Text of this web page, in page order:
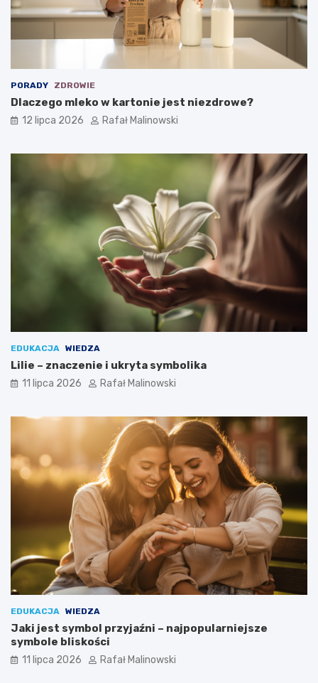
PORADY ZDROWIE
Dlaczego mleko w kartonie jest niezdrowe?
12 lipca 2026 Rafał Malinowski
EDUKACJA WIEDZA
Lilie – znaczenie i ukryta symbolika
11 lipca 2026 Rafał Malinowski
EDUKACJA WIEDZA
Jaki jest symbol przyjaźni – najpopularniejsze
symbole bliskości
11 lipca 2026 Rafał Malinowski